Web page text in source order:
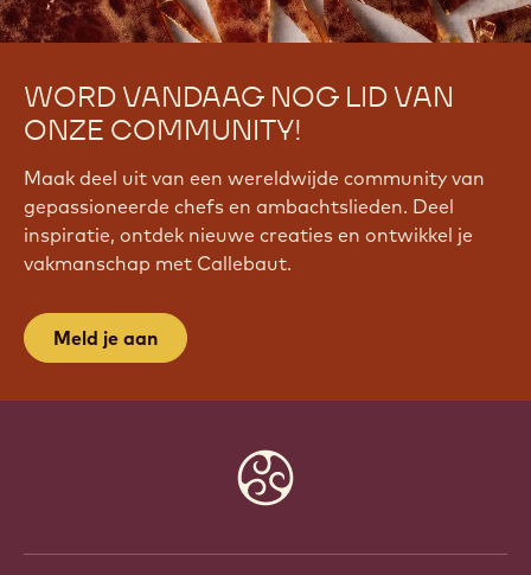
WORD VANDAAG NOG LID VAN
ONZE COMMUNITY!
Maak deel uit van een wereldwijde community van
gepassioneerde chefs en ambachtslieden. Deel
inspiratie, ontdek nieuwe creaties en ontwikkel je
vakmanschap met Callebaut.
Meld je aan